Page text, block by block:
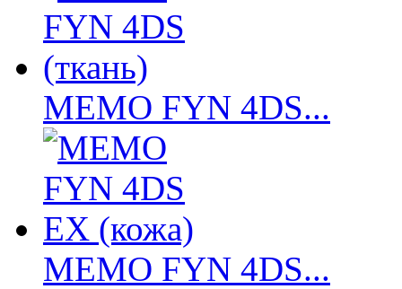
MEMO FYN 4DS...
MEMO FYN 4DS...